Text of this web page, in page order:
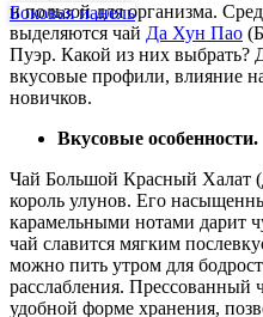
и пользой для организма.
выделяются чай Да Хун Пао
Пуэр. Какой из них выбрать?
вкусовые профили, влияние
новичков.
Вкусовые особенности.
Чай Большой Красный Халат
король улунов. Его
карамельными нотами дарит
чай славится мягким
можно пить утром для
расслабления. Прессованный
удобной форме хранения,
Боковая панель